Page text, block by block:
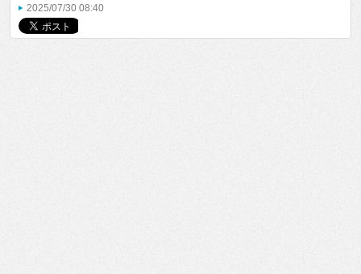
2025/07/30 08:40